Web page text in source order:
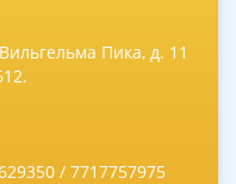
Пика, д. 11
/ 7717757975